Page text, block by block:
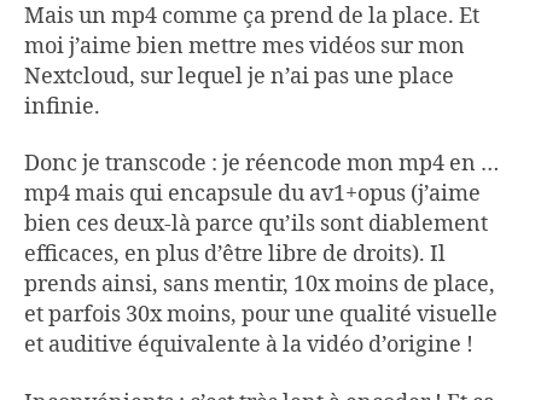
Mais un mp4 comme ça prend de la place. Et
moi j’aime bien mettre mes vidéos sur mon
Nextcloud, sur lequel je n’ai pas une place
infinie.
Donc je transcode : je réencode mon mp4 en …
mp4 mais qui encapsule du av1+opus (j’aime
bien ces deux-là parce qu’ils sont diablement
efficaces, en plus d’être libre de droits). Il
prends ainsi, sans mentir, 10x moins de place,
et parfois 30x moins, pour une qualité visuelle
et auditive équivalente à la vidéo d’origine !